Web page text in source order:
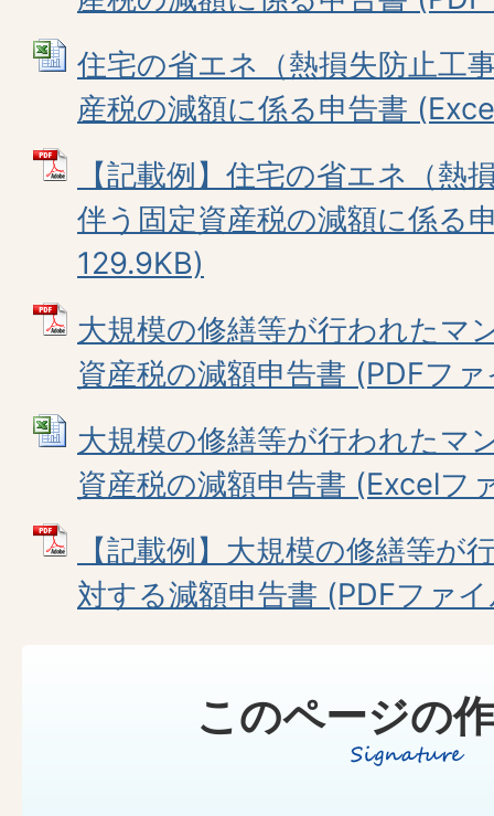
住宅の省エネ（熱損失防止工
産税の減額に係る申告書
【記載例】住宅の省エネ（熱
伴う固定資産税の減額に係る
129.9KB)
大規模の修繕等が行われたマ
資産税の減額申告書 (PDFフ
大規模の修繕等が行われたマ
資産税の減額申告書 (Excelフ
【記載例】大規模の修繕等が
対する減額申告書 (PDFファ
このページの